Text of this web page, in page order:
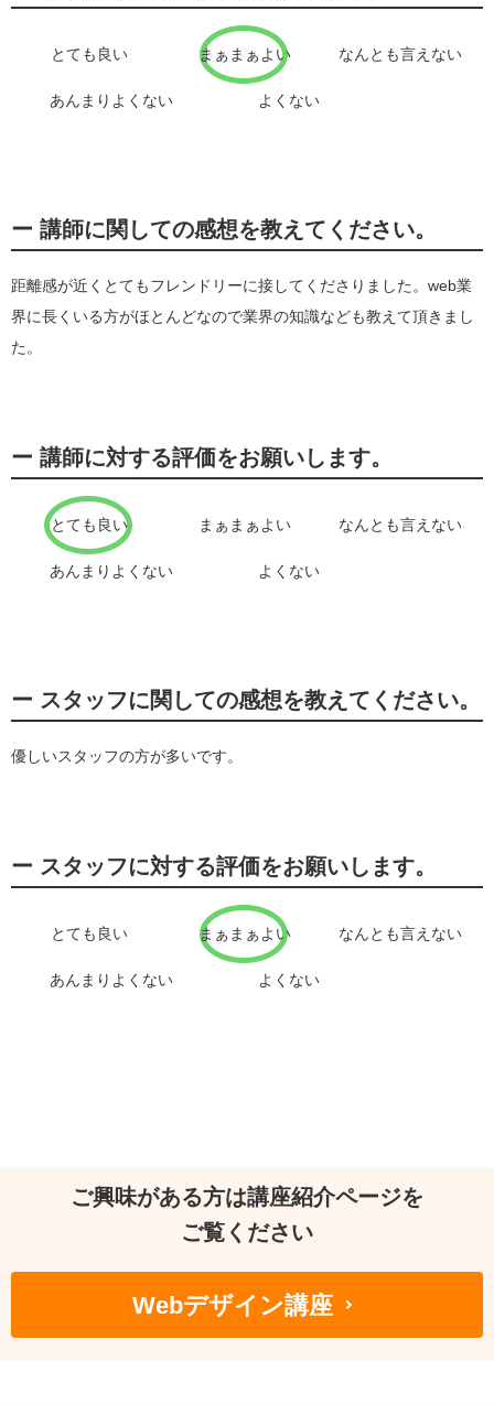
とても良い まぁまぁよい なんとも言えない
あんまりよくない よくない
ー 講師に関しての感想を教えてください。
距離感が近くとてもフレンドリーに接してくださりました。web業
界に長くいる方がほとんどなので業界の知識なども教えて頂きまし
た。
ー 講師に対する評価をお願いします。
とても良い まぁまぁよい なんとも言えない
あんまりよくない よくない
ー スタッフに関しての感想を教えてください。
優しいスタッフの方が多いです。
ー スタッフに対する評価をお願いします。
とても良い まぁまぁよい なんとも言えない
あんまりよくない よくない
ご興味がある方は講座紹介ページを
ご覧ください
Webデザイン講座